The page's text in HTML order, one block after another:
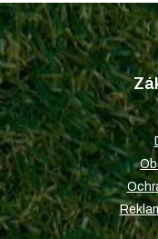
Z
á
p
ä
t
i
e